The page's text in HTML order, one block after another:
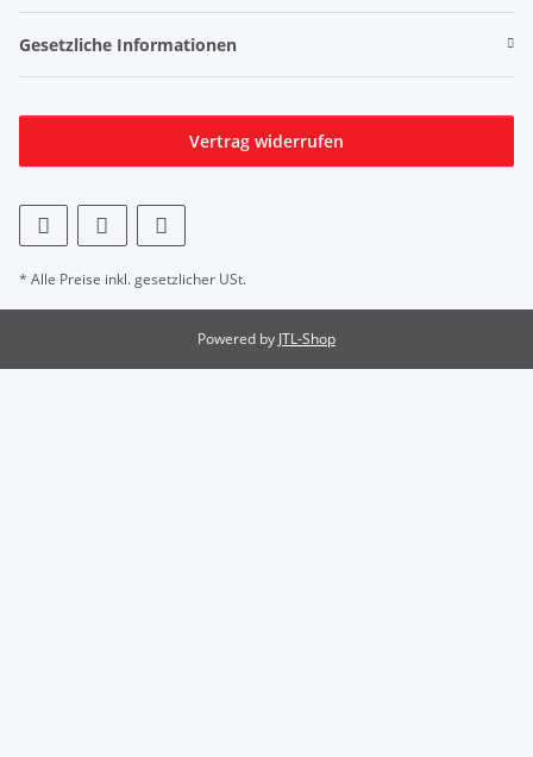
Gesetzliche Informationen
Vertrag widerrufen
* Alle Preise inkl. gesetzlicher USt.
Powered by JTL-Shop